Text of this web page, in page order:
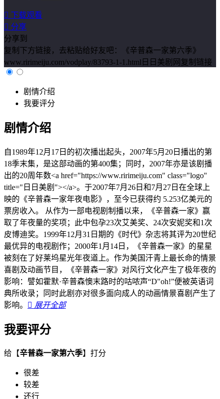
 下载观看
 分享
分享到
复制下方链接，去粘贴给好友吧：
《辛普森一家第六季》
www.ririmeiju.com/vodplay/83793-1-1.html日日美剧网 复制链接
剧情介绍
我要评分
剧情介绍
自1989年12月17日的初次播出起头，2007年5月20日播出的第
18季末集，是这部动画的第400集；同时，2007年亦是该剧播
出的20周年数<a href="https://www.ririmeiju.com" class="logo"
title="日日美剧"></a>。于2007年7月26日和7月27日在全球上
映的《辛普森一家年夜电影》，至今已获得约 5.253亿美元的
票房收入。 从作为一部电视剧制播以来，《辛普森一家》赢
取了年夜量的奖项；此中包孕23次艾美奖、24次安妮奖和1次
皮博迪奖。1999年12月31日期的《时代》杂志将其评为20世纪
最优异的电视剧作；2000年1月14日，《辛普森一家》的星星
被刻在了好莱坞星光年夜道上。作为美国汗青上最长命的情景
喜剧及动画节目，《辛普森一家》对风行文化产生了极年夜的
影响：譬如霍默·辛普森懊末路时的咕哝声“D"oh!”便被英语词
典所收录；同时此剧亦对很多面向成人的动画情景喜剧产生了
影响。
 展开全部
我要评分
给【辛普森一家第六季】打分
很差
较差
还行